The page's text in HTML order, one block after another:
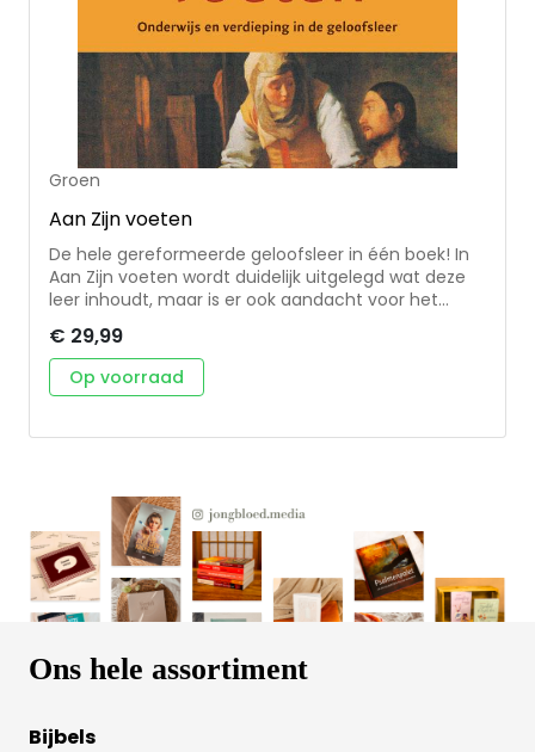
Groen
Aan Zijn voeten
De hele gereformeerde geloofsleer in één boek! In
Aan Zijn voeten wordt duidelijk uitgelegd wat deze
leer inhoudt, maar is er ook aandacht voor het
einde van ieder hoofdstuk volgen toetsvragen die
de totale stof doorlopen. Tevens zijn, voor gebruik
door kerkenraden, kringen, verenigingen en op
instantie geschreven als onmisbare bagage voor
van onderwerpen maakt dit boek tot een
naslagwerk dat het verdere leven meegaat! Deze
uitleg van de geloofsleer wordt al meer dan twintig
jaar door de auteur en andere predikanten gebruikt
bij de belijdeniscatechese. De ervaringen van
catechisanten en catecheten zijn in de stof
€ 29,99
Op voorraad
Ons hele assortiment
Bijbels